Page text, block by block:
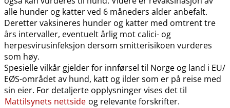
alle hunder og katter ved 6 måneders alder anbefalt.
Deretter vaksineres hunder og katter med omtrent tre
års intervaller, eventuelt årlig mot calici- og
herpesvirusinfeksjon dersom smitterisikoen vurderes
som høy.
Spesielle vilkår gjelder for innførsel til Norge og land i EU​/​
EØS-området av hund, katt og ilder som er på reise med
sin eier. For detaljerte opplysninger vises det til
Mattilsynets nettside og relevante forskrifter.